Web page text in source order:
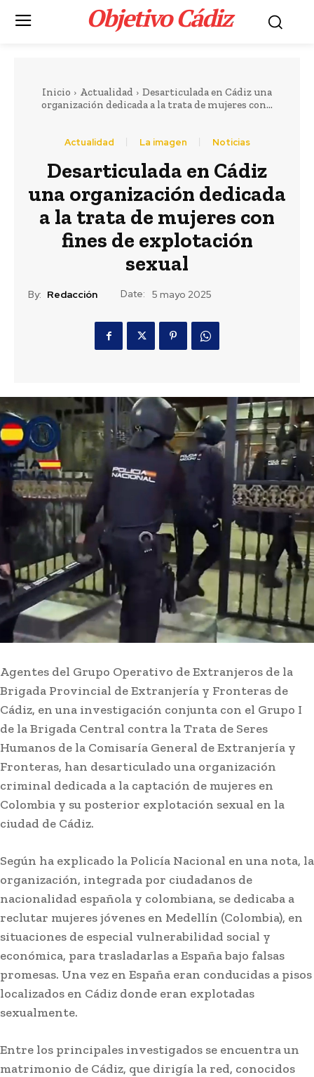
LEER MÁS
Portada
Actualidad
La Junta anima a los
entes locales
gaditanos a solicitar
las ayudas para
promover la igualdad
El Ayuntamiento de San Roque alerta de
posibles restos de hidrocarburos en la playa de
Puente Mayorga
Actualidad 14 minutos ago
La Divina Pastora de Sagasta en rosario por las
calles de la feligresía
Semana Santa 19 minutos ago
Jaén: Roban joyas de la Virgen de la Fuensanta
Coronada de Alcaudete
Semana Santa 9 horas ago
Marruecos procesa a 86
personas tras la crisis
migratoria en Ceuta y España
debate reparto de menores
extranjeros
Lo más leído
Objetivo Cádiz.
Inicio Actualidad
Desarticulada en Cádiz una
organización dedicada a la trata de mujeres con...
Actualidad La imagen Noticias
Desarticulada en Cádiz
una organización dedicada
a la trata de mujeres con
fines de explotación
sexual
By: Redacción Date: 5 mayo 2025
Agentes del Grupo Operativo de Extranjeros de la
Brigada Provincial de Extranjería y Fronteras de
Cádiz, en una investigación conjunta con el Grupo I
de la Brigada Central contra la Trata de Seres
Humanos de la Comisaría General de Extranjería y
Fronteras, han desarticulado una organización
criminal dedicada a la captación de mujeres en
Colombia y su posterior explotación sexual en la
ciudad de Cádiz.
Según ha explicado la Policía Nacional en una nota, la
organización, integrada por ciudadanos de
nacionalidad española y colombiana, se dedicaba a
reclutar mujeres jóvenes en Medellín (Colombia), en
situaciones de especial vulnerabilidad social y
económica, para trasladarlas a España bajo falsas
promesas. Una vez en España eran conducidas a pisos
localizados en Cádiz donde eran explotadas
sexualmente.
Entre los principales investigados se encuentra un
matrimonio de Cádiz, que dirigía la red, conocidos